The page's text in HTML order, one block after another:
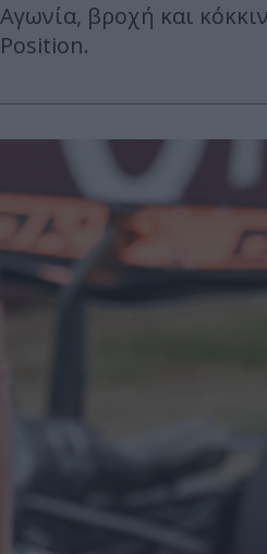
Αγωνία, βροχή και
Position.